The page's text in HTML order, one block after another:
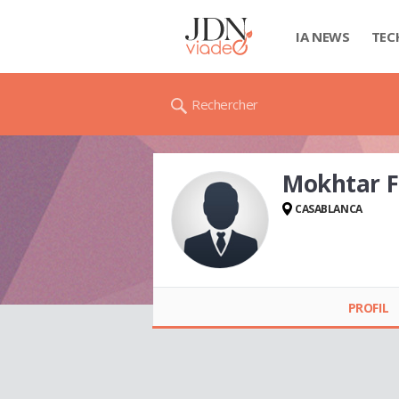
IA NEWS
Rechercher
Mokhtar
CASABLANCA
PROFIL